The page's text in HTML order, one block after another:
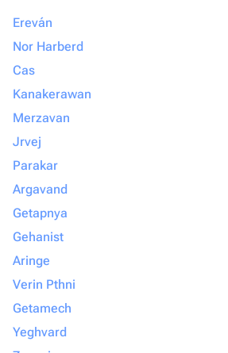
Ereván
Nor Harberd
Cas
Kanakerawan
Merzavan
Jrvej
Parakar
Argavand
Getapnya
Gehanist
Aringe
Verin Pthni
Getamech
Yeghvard